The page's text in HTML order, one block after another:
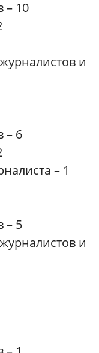
– 10
и
– 6
– 1
– 5
и